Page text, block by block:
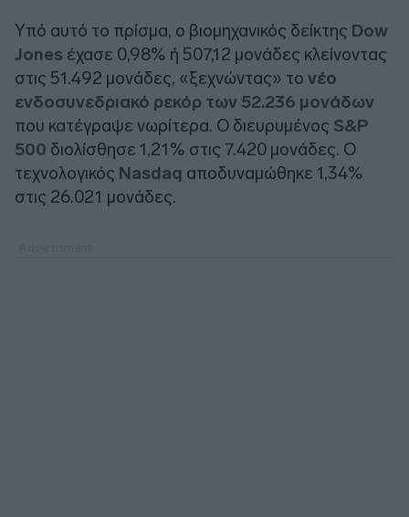
Υπό αυτό το πρίσμα, ο βιομηχανικός δείκτης Dow
Jones έχασε 0,98% ή 507,12 μονάδες κλείνοντας
στις 51.492 μονάδες, «ξεχνώντας» το νέο
ενδοσυνεδριακό ρεκόρ των 52.236 μονάδων
που κατέγραψε νωρίτερα. Ο διευρυμένος S&P
500 διολίσθησε 1,21% στις 7.420 μονάδες. Ο
τεχνολογικός Nasdaq αποδυναμώθηκε 1,34%
στις 26.021 μονάδες.